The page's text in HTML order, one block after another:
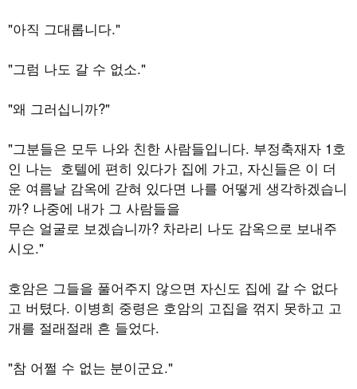
"아직 그대롭니다."
"그럼 나도 갈 수 없소."
"왜 그러십니까?"
"그분들은 모두 나와 친한 사람들입니다. 부정축재자 1호
인 나는 호텔에 편히 있다가 집에 가고, 자신들은 이 더
운 여름날 감옥에 갇혀 있다면 나를 어떻게 생각하겠습니
까? 나중에 내가 그 사람들을
무슨 얼굴로 보겠습니까? 차라리 나도 감옥으로 보내주
시오."
호암은 그들을 풀어주지 않으면 자신도 집에 갈 수 없다
고 버텼다. 이병희 중령은 호암의 고집을 꺾지 못하고 고
개를 절래절래 흔 들었다.
"참 어쩔 수 없는 분이군요."